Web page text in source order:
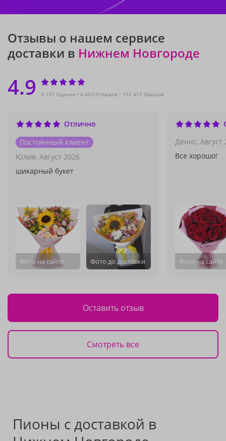
Отзывы о нашем сервисе
доставки в Нижнем Новгороде
4.9 6 151 Оценок 4 453 Отзывов 102 412 Заказов
Отлично
Постоянный клиент
Юлия, Август 2026
шикарный букет
Фото на сайте Фото до доставки
Денис, Август
Все хорошо!
Фото на сайте
Оставить отзыв
Смотреть все
Пионы с доставкой в